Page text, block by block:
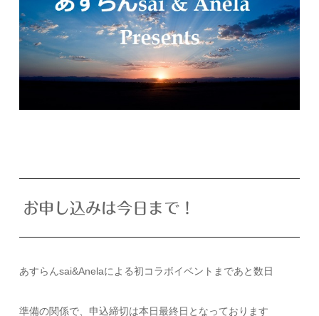
お申し込みは今日まで！
あすらんsai&Anelaによる初コラボイベントまであと数日
準備の関係で、申込締切は本日最終日となっております